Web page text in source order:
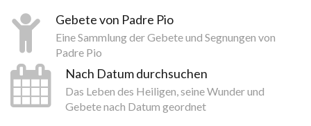
Gebete von Padre Pio
Eine Sammlung der Gebete und Segnungen von
Padre Pio
Nach Datum durchsuchen
Das Leben des Heiligen, seine Wunder und
Gebete nach Datum geordnet